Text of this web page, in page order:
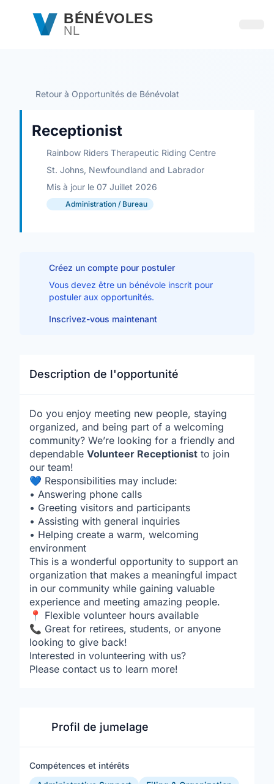
Passer au contenu principal
BÉNÉVOLES
NL
Retour à Opportunités de Bénévolat
Receptionist
Rainbow Riders Therapeutic Riding Centre
St. Johns, Newfoundland and Labrador
Mis à jour le 07 Juillet 2026
Administration / Bureau
Créez un compte pour postuler
Vous devez être un bénévole inscrit pour
postuler aux opportunités.
Inscrivez-vous maintenant
Description de l'opportunité
Do you enjoy meeting new people, staying
organized, and being part of a welcoming
community? We’re looking for a friendly and
dependable Volunteer Receptionist to join
our team!
💙 Responsibilities may include:
• Answering phone calls
• Greeting visitors and participants
• Assisting with general inquiries
• Helping create a warm, welcoming
environment
This is a wonderful opportunity to support an
organization that makes a meaningful impact
in our community while gaining valuable
experience and meeting amazing people.
📍 Flexible volunteer hours available
📞 Great for retirees, students, or anyone
looking to give back!
Interested in volunteering with us?
Please contact us to learn more!
Profil de jumelage
Compétences et intérêts